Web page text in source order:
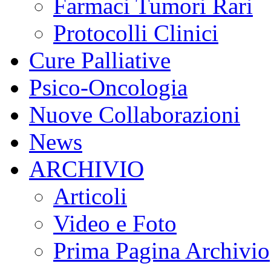
Farmaci Tumori Rari
Protocolli Clinici
Cure Palliative
Psico-Oncologia
Nuove Collaborazioni
News
ARCHIVIO
Articoli
Video e Foto
Prima Pagina Archivio